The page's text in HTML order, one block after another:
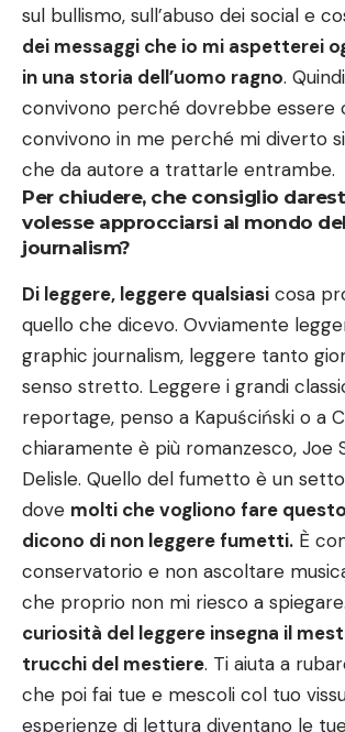
sul bullismo, sull’abuso dei social e
dei messaggi che io mi aspetterei
in una storia dell’uomo ragno.
convivono perché dovrebbe essere
convivono in me perché mi diverto
che da autore a trattarle entrambe.
Per chiudere, che consiglio
volesse approcciarsi al mondo
journalism?
Di leggere, leggere qualsiasi cosa
quello che dicevo. Ovviamente
graphic journalism, leggere tanto
senso stretto. Leggere i grandi
reportage, penso a Kapuściński o a
chiaramente è più romanzesco, Joe
Delisle. Quello del fumetto è un
dove molti che vogliono fare
dicono di non leggere fumetti. È
conservatorio e non ascoltare
che proprio non mi riesco a
curiosità del leggere insegna il
trucchi del mestiere. Ti aiuta a
che poi fai tue e mescoli col tuo
esperienze di lettura diventano le